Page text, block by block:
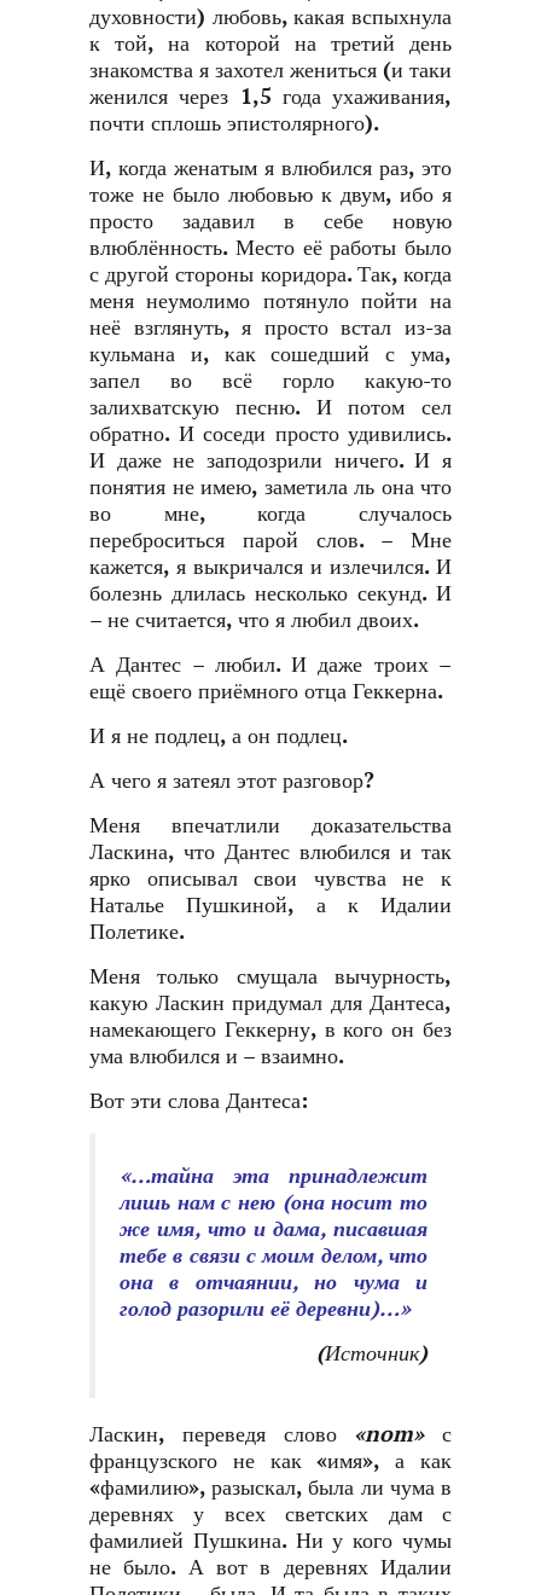
духовности) любовь, какая вспыхнула
к той, на которой на третий день
знакомства я захотел жениться (и таки
женился через 1,5 года ухаживания,
почти сплошь эпистолярного).
И, когда женатым я влюбился раз, это
тоже не было любовью к двум, ибо я
просто задавил в себе новую
влюблённость. Место её работы было
с другой стороны коридора. Так, когда
меня неумолимо потянуло пойти на
неё взглянуть, я просто встал из-за
кульмана и, как сошедший с ума,
запел во всё горло какую-то
залихватскую песню. И потом сел
обратно. И соседи просто удивились.
И даже не заподозрили ничего. И я
понятия не имею, заметила ль она что
во мне, когда случалось
переброситься парой слов. – Мне
кажется, я выкричался и излечился. И
болезнь длилась несколько секунд. И
– не считается, что я любил двоих.
А Дантес – любил. И даже троих –
ещё своего приёмного отца Геккерна.
И я не подлец, а он подлец.
А чего я затеял этот разговор?
Меня впечатлили доказательства
Ласкина, что Дантес влюбился и так
ярко описывал свои чувства не к
Наталье Пушкиной, а к Идалии
Полетике.
Меня только смущала вычурность,
какую Ласкин придумал для Дантеса,
намекающего Геккерну, в кого он без
ума влюбился и – взаимно.
Вот эти слова Дантеса:
«…тайна эта принадлежит
лишь нам с нею (она носит то
же имя, что и дама, писавшая
тебе в связи с моим делом, что
она в отчаянии, но чума и
голод разорили её деревни)…»
(Источник)
Ласкин, переведя слово «nom»с
французского не как «имя», а как
«фамилию», разыскал, была ли чума в
деревнях у всех светских дам с
фамилией Пушкина. Ни у кого чумы
не было. А вот в деревнях Идалии